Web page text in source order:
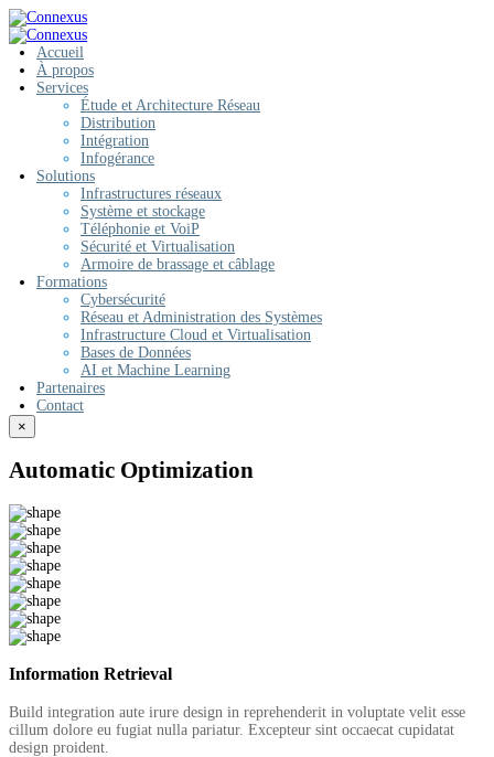
Accueil
À propos
Services
Étude et Architecture Réseau
Distribution
Intégration
Infogérance
Solutions
Infrastructures réseaux
Système et stockage
Téléphonie et VoiP
Sécurité et Virtualisation
Armoire de brassage et câblage
Formations
Cybersécurité
Réseau et Administration des Systèmes
Infrastructure Cloud et Virtualisation
Bases de Données
AI et Machine Learning
Partenaires
Contact
×
Automatic Optimization
Information Retrieval
Build integration aute irure design in reprehenderit in voluptate velit esse
cillum dolore eu fugiat nulla pariatur. Excepteur sint occaecat cupidatat
design proident.